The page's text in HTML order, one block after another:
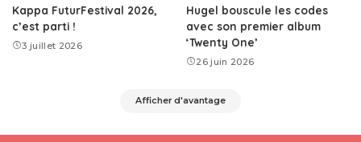
Kappa FuturFestival 2026,
c’est parti !
3 juillet 2026
Hugel bouscule les codes
avec son premier album
‘Twenty One’
26 juin 2026
Afficher d'avantage